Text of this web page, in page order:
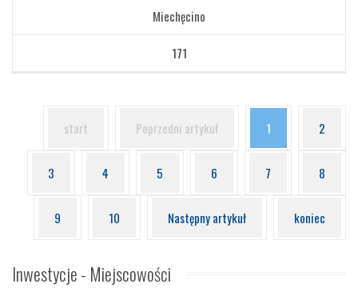
Miechęcino
171
start Poprzedni artykuł 1 2
3 4 5 6 7 8
9 10 Następny artykuł koniec
Inwestycje- Miejscowości